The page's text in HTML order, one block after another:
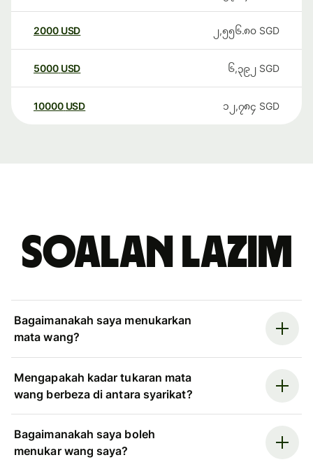
2000 USD ၂,၅၅၆.၈၀ SGD
5000 USD ၆,၃၉၂ SGD
10000 USD ၁၂,၇၈၄ SGD
Soalan Lazim
Bagaimanakah saya menukarkan
mata wang?
Mengapakah kadar tukaran mata
wang berbeza di antara syarikat?
Bagaimanakah saya boleh
menukar wang saya?